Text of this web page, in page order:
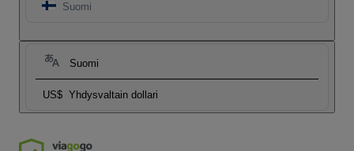
Suomi
Suomi
US$ Yhdysvaltain dollari